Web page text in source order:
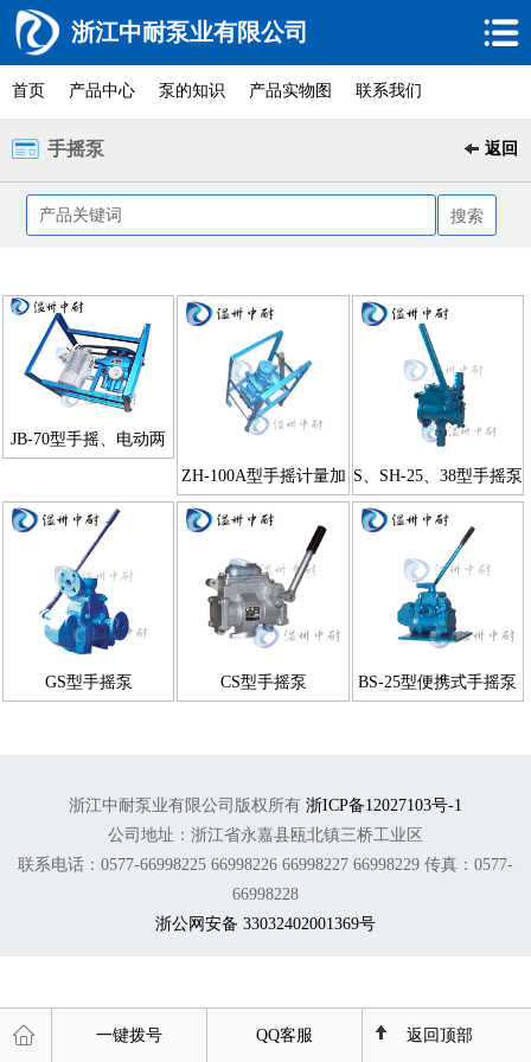
浙江中耐泵业有限公司
首页 产品中心 泵的知识 产品实物图 联系我们
手摇泵 返回
JB-70型手摇、电动两
ZH-100A型手摇计量加
油泵
S、SH-25、38型手摇泵
GS型手摇泵 CS型手摇泵 BS-25型便携式手摇泵
浙江中耐泵业有限公司版权所有 浙ICP备12027103号-1
公司地址：浙江省永嘉县瓯北镇三桥工业区
联系电话：0577-66998225 66998226 66998227 66998229 传真：0577-
66998228
浙公网安备 33032402001369号
一键拨号 QQ客服 返回顶部